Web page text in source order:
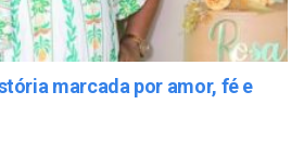
marcada por amor, fé e